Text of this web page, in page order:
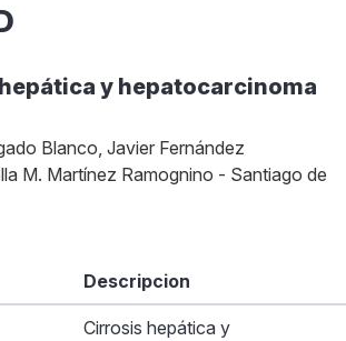
y hepatocarcinoma
Blanco, Javier Fernández
M. Martínez Ramognino - Santiago de
Descripcion
Cirrosis hepática y